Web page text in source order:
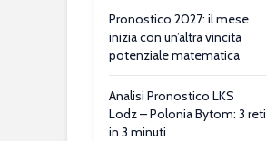
Pronostico 2027: il mese
inizia con un’altra vincita
potenziale matematica
Analisi Pronostico LKS
Lodz – Polonia Bytom: 3 reti
in 3 minuti